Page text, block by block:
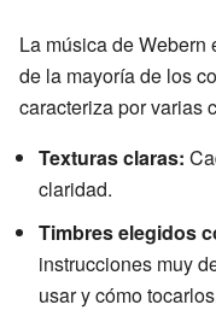
La música de
de la mayoría de los
caracteriza por varias
Texturas claras:
claridad.
Timbres elegidos
instrucciones muy
usar y cómo